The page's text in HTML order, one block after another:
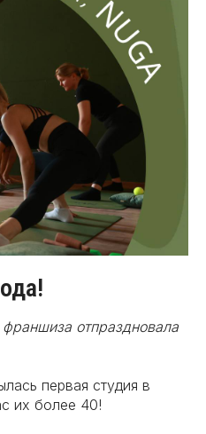
отпраздновала
первая студия в
их более 40!